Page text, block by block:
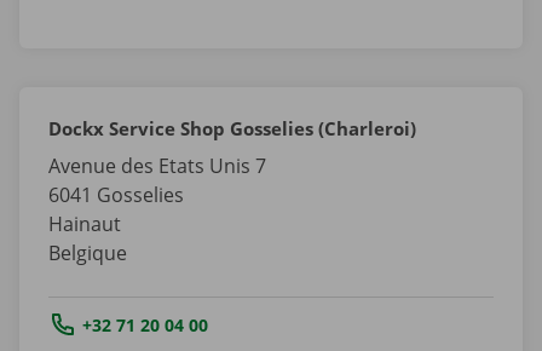
Dockx Service Shop Gosselies (Charleroi)
Avenue des Etats Unis 7
6041 Gosselies
Hainaut
Belgique
Tel.: +32 71 20 04 00